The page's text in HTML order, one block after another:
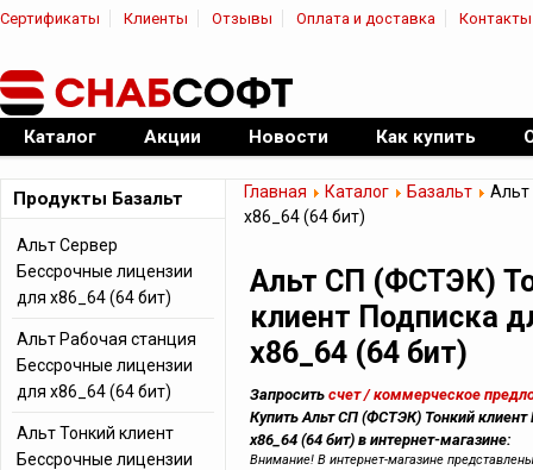
Сертификаты Клиенты Отзывы Оплата и доставка Контакты
Официальный дилер ПО
Каталог Акции Новости Как купить
Главная Каталог Базальт
Альт
x86_64 (64 бит)
Альт СП (ФСТЭК)
клиент Подписка
x86_64 (64 бит)
Запросить счет / коммерческое
Купить Альт СП (ФСТЭК) Тонкий
x86_64 (64 бит) в интернет-магазине:
Внимание! В интернет-магазине
Продукты Базальт
Альт Сервер
Бессрочные лицензии
для x86_64 (64 бит)
Альт Рабочая станция
Бессрочные лицензии
для x86_64 (64 бит)
Альт Тонкий клиент
Бессрочные лицензии